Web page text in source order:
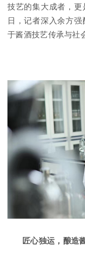
技艺的集大成者，
日，记者深入余方
于酱酒技艺传承与社
匠心独运，酿造